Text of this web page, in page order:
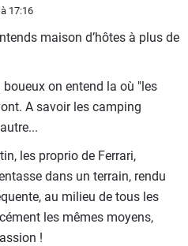
à 17:16
maison d’hôtes à plus de
on entend la où "les
A savoir les camping
les proprio de Ferrari,
dans un terrain, rendu
au milieu de tous les
les mêmes moyens,
!